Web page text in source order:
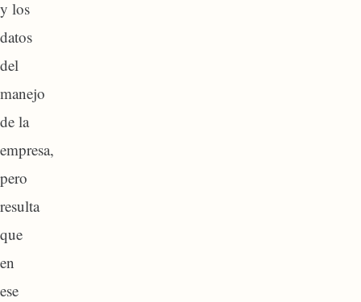
y los
datos
del
manejo
de la
empresa,
pero
resulta
que
en
ese